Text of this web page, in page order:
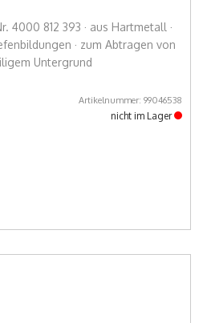
4000 812 393 · aus Hartmetall ·
· zum Abtragen von
Untergrund
Artikelnummer: 99046538
nicht im Lager